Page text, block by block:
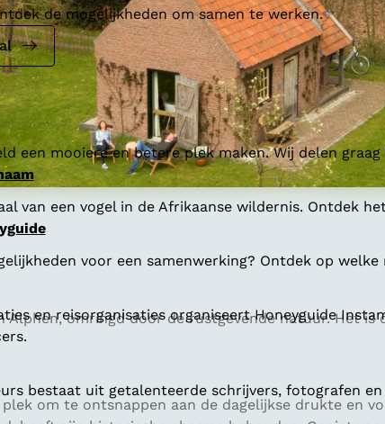
de mogelijkheden om samen te werken.
een mooiere en betere plek maken. Wij delen
van een vogel in de Afrikaanse wildernis. Ontdek
voor een samenwerking? Ontdek op welke
en reisorganisaties organiseert Honeyguide
bestaat uit getalenteerde schrijvers, fotografen
Alphen, omringd door de rustgevende natuur. Het
om te ontsnappen aan de dagelijkse drukte en